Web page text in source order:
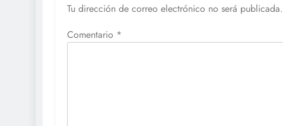
Tu dirección de correo electrónico no será publicada.
Comentario *